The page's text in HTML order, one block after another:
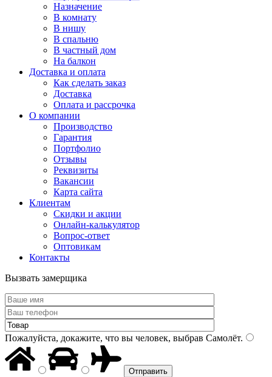
Назначение
В комнату
В нишу
В спальню
В частный дом
На балкон
Доставка и оплата
Как сделать заказ
Доставка
Оплата и рассрочка
О компании
Производство
Гарантия
Портфолио
Отзывы
Реквизиты
Вакансии
Карта сайта
Клиентам
Скидки и акции
Онлайн-калькулятор
Вопрос-ответ
Оптовикам
Контакты
Вызвать замерщика
Пожалуйста, докажите, что вы человек, выбрав Самолёт.